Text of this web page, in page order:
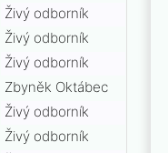
Živý odborník
Živý odborník
Živý odborník
Zbyněk Oktábec
Živý odborník
Živý odborník